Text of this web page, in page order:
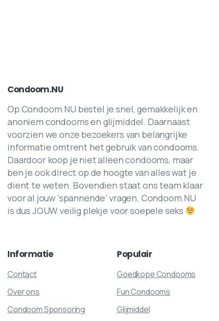
Condoom.NU
Op Condoom.NU bestel je snel, gemakkelijk en
anoniem condooms en glijmiddel. Daarnaast
voorzien we onze bezoekers van belangrijke
informatie omtrent het gebruik van condooms.
Daardoor koop je niet alleen condooms, maar
ben je ook direct op de hoogte van alles wat je
dient te weten. Bovendien staat ons team klaar
voor al jouw ‘spannende’ vragen. Condoom.NU
is dus JOUW veilig plekje voor soepele seks
Informatie
Contact
Over ons
Condoom Sponsoring
Populair
Goedkope Condooms
Fun Condooms
Glijmiddel